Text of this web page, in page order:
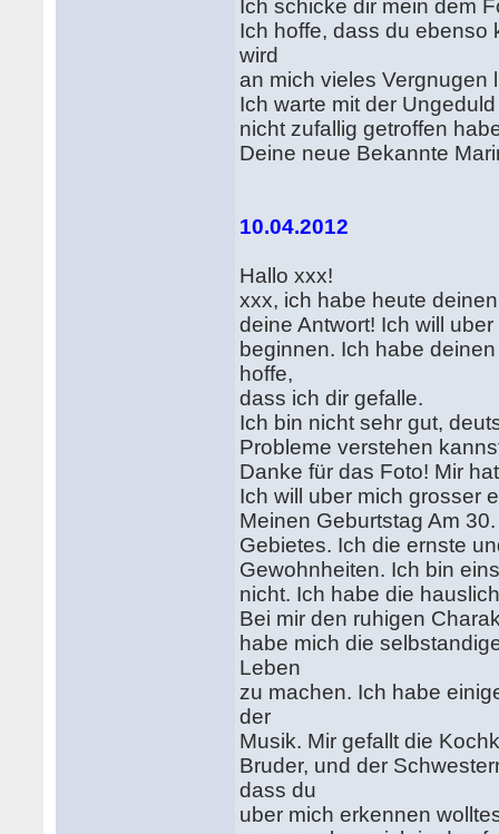
Ich schicke dir mein dem
Ich hoffe, dass du ebenso
wird
an mich vieles Vergnugen
Ich warte mit der
nicht zufallig getroffen
Deine neue Bekannte
10.04.2012
Hallo xxx!
xxx, ich habe heute
deine Antwort! Ich will
beginnen. Ich habe
hoffe,
dass ich dir gefalle.
Ich bin nicht sehr gut,
Probleme verstehen
Danke für das Foto! Mir
Ich will uber mich grosser
Meinen Geburtstag Am
Gebietes. Ich die ernste
Gewohnheiten. Ich bin
nicht. Ich habe die
Bei mir den ruhigen
habe mich die
Leben
zu machen. Ich habe
der
Musik. Mir gefallt die
Bruder, und der
dass du
uber mich erkennen